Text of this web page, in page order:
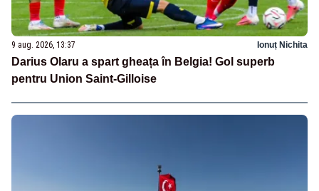
9 aug. 2026, 13:37 Ionuț Nichita
Darius Olaru a spart gheața în Belgia! Gol superb
pentru Union Saint-Gilloise